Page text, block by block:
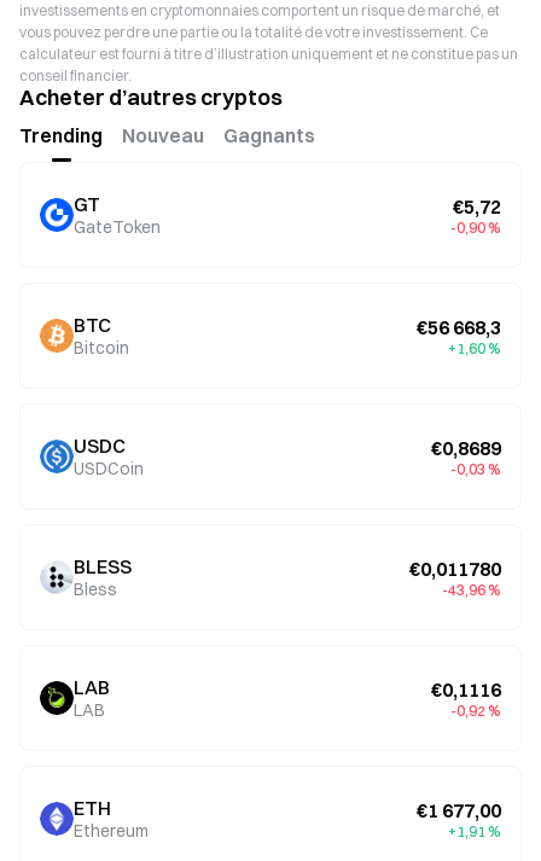
investissements en cryptomonnaies comportent un risque de marché, et
vous pouvez perdre une partie ou la totalité de votre investissement. Ce
calculateur est fourni à titre d’illustration uniquement et ne constitue pas un
conseil financier.
Acheter d’autres cryptos
Trending Nouveau Gagnants
GT
GateToken
€5,72
-0,90 %
BTC
Bitcoin
€56 668,3
+1,60 %
USDC
USDCoin
€0,8689
-0,03 %
BLESS
Bless
€0,011780
-43,96 %
LAB
LAB
€0,1116
-0,92 %
ETH
Ethereum
€1 677,00
+1,91 %